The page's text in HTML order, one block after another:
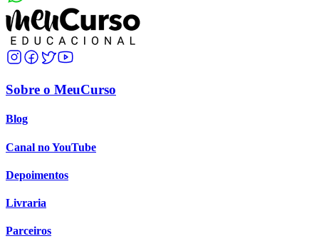
Sobre o MeuCurso
Blog
Canal no YouTube
Depoimentos
Livraria
Parceiros